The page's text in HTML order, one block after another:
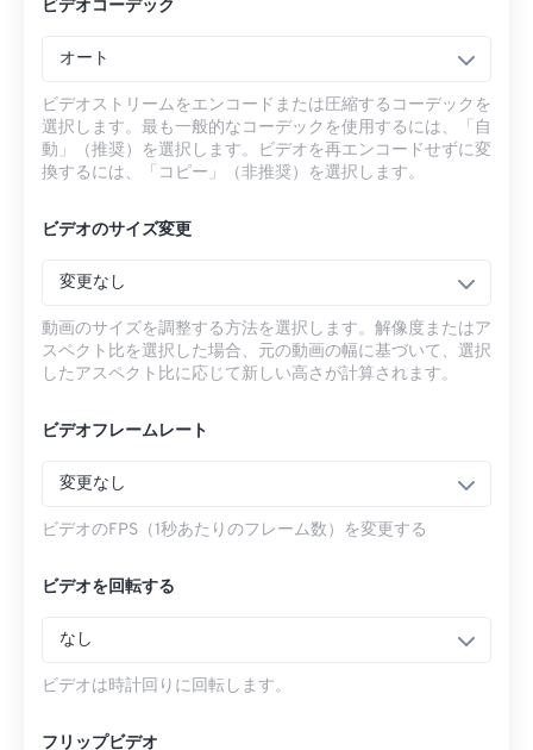
ビデオコーデック
オート
ビデオストリームをエンコードまたは圧縮するコーデックを
選択します。最も一般的なコーデックを使用するには、「自
動」（推奨）を選択します。ビデオを再エンコードせずに変
換するには、「コピー」（非推奨）を選択します。
ビデオのサイズ変更
変更なし
動画のサイズを調整する方法を選択します。解像度またはア
スペクト比を選択した場合、元の動画の幅に基づいて、選択
したアスペクト比に応じて新しい高さが計算されます。
ビデオフレームレート
変更なし
ビデオのFPS（1秒あたりのフレーム数）を変更する
ビデオを回転する
なし
ビデオは時計回りに回転します。
フリップビデオ